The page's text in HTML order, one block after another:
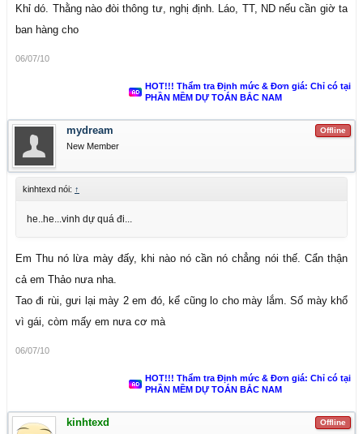
Khỉ dó. Thằng nào đòi thông tư, nghị định. Láo, TT, ND nếu cần giờ ta
ban hàng cho
06/07/10
HOT!!! Thẩm tra Định mức & Đơn giá: Chỉ có tại
PHẦN MỀM DỰ TOÁN BẮC NAM
Offline
mydream
New Member
kinhtexd nói: ↑
he..he...vinh dự quá đi...
Em Thu nó lừa mày đấy, khi nào nó cần nó chẳng nói thế. Cẩn thận
cả em Thảo nưa nha.
Tao đi rùi, gưi lại mày 2 em đó, kể cũng lo cho mày lắm. Số mày khổ
vì gái, còm mấy em nưa cơ mà
06/07/10
HOT!!! Thẩm tra Định mức & Đơn giá: Chỉ có tại
PHẦN MỀM DỰ TOÁN BẮC NAM
Offline
kinhtexd